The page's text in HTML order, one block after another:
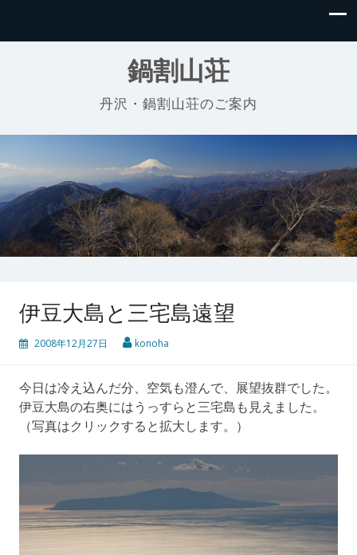
鍋割山荘
丹沢・鍋割山荘のご案内
伊豆大島と三宅島遠望
2008年12月27日 konoha
今日は冷え込んだ分、空気も澄んで、展望抜群でした。
伊豆大島の右奥にはうっすらと三宅島も見えました。
（写真はクリックすると拡大します。）